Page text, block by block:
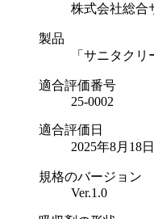
株式会社総合
製品
「サニタク
適合評価番号
25-0002
適合評価日
2025年8⽉18⽇
規格のバージョン
Ver.1.0